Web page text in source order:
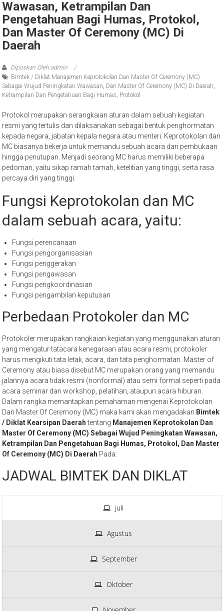
(MC) Sebagai Wujud Peningkatan
Wawasan, Ketrampilan Dan
Pengetahuan Bagi Humas, Protokol,
Dan Master Of Ceremony (MC) Di
Daerah
Diposkan Oleh:admin
Bimtek / Diklat Manajemen Keprotokolan Dan Master Of Ceremony (MC)
Ketrampilan Dan Pengetahuan Bagi Humas,Protokol
Protokol merupakan serangkaian aturan dalam sebuah kegiatan
resmi yang tertulis dan dilaksanakan sebagai bentuk penghormatan
kepada negara, jabatan kepala negara atau menteri. Keprotokolan dan
MC biasanya bekerja untuk memandu sebuah acara dari pembukaan
hingga penutupan. Menjadi seorang MC harus memiliki beberapa
percaya diri yang tinggi.
Fungsi Keprotokolan dan MC
dalam sebuah acara, yaitu:
Fungsi perencanaan
Fungsi pengorganisasian
Fungsi penggerakan
Fungsi pengawasan
Fungsi pengambilan keputusan
Perbedaan Protokoler dan MC
Protokoler merupakan rangkaian kegiatan yang menggunakan aturan
yang mengatur tatacara kenegaraan atau acara resmi, protokoler
harus mengikuti tata letak, acara, dan tata penghormatan. Master of
Ceremony atau biasa disebut MC merupakan orang yang memandu
jalannya acara tidak resmi (nonformal) atau semi formal seperti pada
acara seminar dan workshop, pelatihan, ataupun acara hiburan.
Dalam rangka memantapkan pemahaman mengenai Keprotokolan
Dan Master Of Ceremony (MC) maka kami akan mengadakanBimtek
/ Diklat Kearsipan DaerahtentangManajemen Keprotokolan Dan
Master Of Ceremony (MC) Sebagai Wujud Peningkatan Wawasan,
Of Ceremony (MC) Di DaerahPada:
JADWAL BIMTEK DAN DIKLAT
Juli
Agustus
September
Oktober